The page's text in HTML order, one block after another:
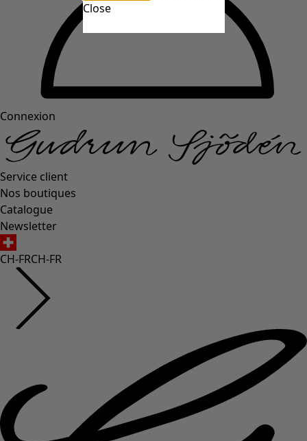
Connexion
Service client
Nos boutiques
Catalogue
Newsletter
CH-FRCH-FR
Close